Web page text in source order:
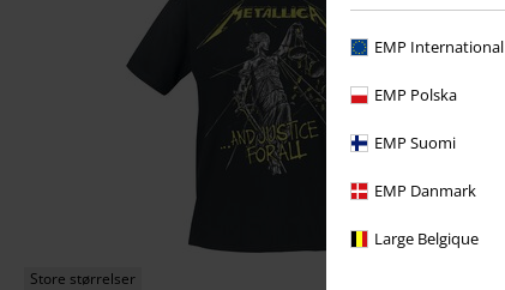
EMP International
EMP Polska
EMP Suomi
EMP Danmark
Large Belgique
Store størrelser